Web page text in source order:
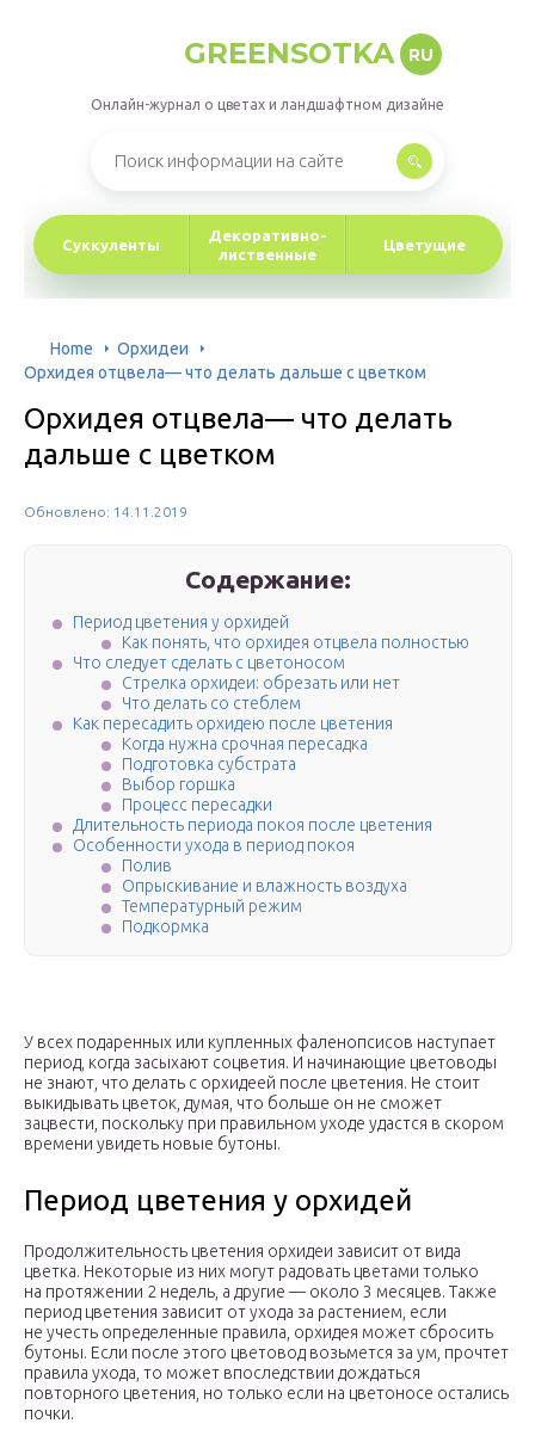
GREENSOTKA RU
Онлайн-журнал о цветах и ландшафтном дизайне
Суккуленты
Декоративно-
лиственные
Цветущие
Home
Орхидеи
Орхидея отцвела— что делать дальше с цветком
Орхидея отцвела— что делать
дальше с цветком
Обновлено: 14.11.2019
Содержание:
Период цветения у орхидей
Как понять, что орхидея отцвела полностью
Что следует сделать с цветоносом
Стрелка орхидеи: обрезать или нет
Что делать со стеблем
Как пересадить орхидею после цветения
Когда нужна срочная пересадка
Подготовка субстрата
Выбор горшка
Процесс пересадки
Длительность периода покоя после цветения
Особенности ухода в период покоя
Полив
Опрыскивание и влажность воздуха
Температурный режим
Подкормка
У всех подаренных или купленных фаленопсисов наступает
период, когда засыхают соцветия. И начинающие цветоводы
не знают, что делать с орхидеей после цветения. Не стоит
выкидывать цветок, думая, что больше он не сможет
зацвести, поскольку при правильном уходе удастся в скором
времени увидеть новые бутоны.
Период цветения у орхидей
Продолжительность цветения орхидеи зависит от вида
цветка. Некоторые из них могут радовать цветами только
на протяжении 2 недель, а другие — около 3 месяцев. Также
период цветения зависит от ухода за растением, если
не учесть определенные правила, орхидея может сбросить
бутоны. Если после этого цветовод возьмется за ум, прочтет
правила ухода, то может впоследствии дождаться
повторного цветения, но только если на цветоносе остались
почки.